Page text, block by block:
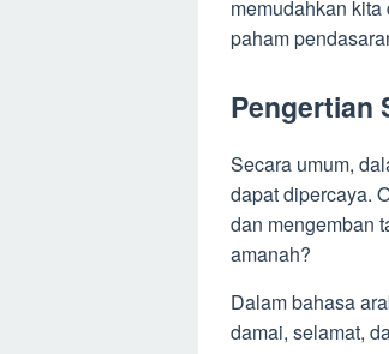
memudahkan
paham
Pengertian
Secara umum,
dapat dipercaya.
dan mengemban
amanah?
Dalam bahasa
damai, selamat,